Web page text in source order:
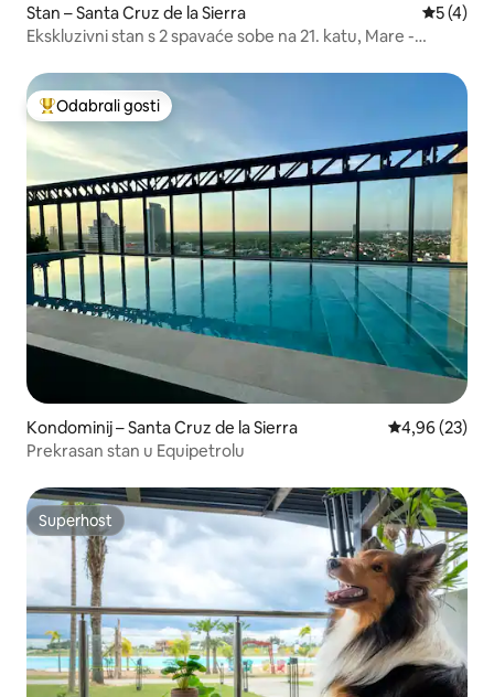
Stan – Santa Cruz de la Sierra
5 (4)
Ekskluzivni stan s 2 spavaće sobe na 21. katu, Mare -
Među najviše rangiranima s oznakom „Odabrali gosti”
Odabrali gosti
Kondominij – Santa Cruz de la Sierra Prosječna
4,96 (23)
Prekrasan stan u Equipetrolu
Superhost
Superhost